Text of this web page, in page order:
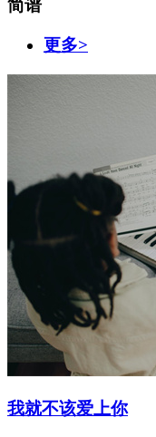
简谱
更多>
我就不该爱上你